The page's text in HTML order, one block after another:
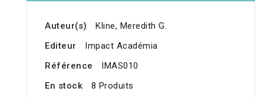
Auteur(s)
Kline, Meredith G.
Editeur
Impact Académia
Référence
IMAS010
En stock
8 Produits